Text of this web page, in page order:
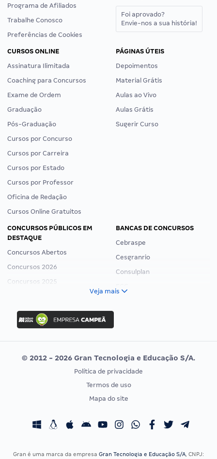
Programa de Afiliados
Trabalhe Conosco
Preferências de Cookies
Foi aprovado?
Envie-nos a sua história!
CURSOS ONLINE
Assinatura Ilimitada
Coaching para Concursos
Exame de Ordem
Graduação
Pós-Graduação
Cursos por Concurso
Cursos por Carreira
Cursos por Estado
Cursos por Professor
Oficina de Redação
Cursos Online Gratuitos
PÁGINAS ÚTEIS
Depoimentos
Material Grátis
Aulas ao Vivo
Aulas Grátis
Sugerir Curso
CONCURSOS PÚBLICOS EM
DESTAQUE
Concursos Abertos
Concursos 2026
Concursos 2025
Concurso Ibama
Concurso MPU
Editais publicados
BANCAS DE CONCURSOS
Cebraspe
Cesgranrio
Consulplan
Vunesp
CONCURSOS POR PROFISSÃO
Concursos Fiscais
EXAME DE ORDEM
Calendário OAB
Veja mais
© 2012 - 2026 Gran Tecnologia e Educação S/A.
Política de privacidade
Termos de uso
Mapa do site
Gran é uma marca da empresa Gran Tecnologia e Educação S/A, CNPJ: